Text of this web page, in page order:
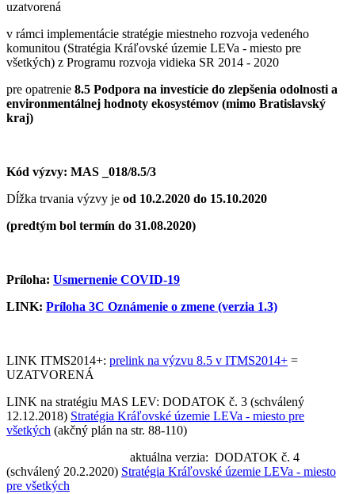
uzatvorená
v rámci implementácie stratégie miestneho rozvoja vedeného
komunitou (Stratégia Kráľovské územie LEVa - miesto pre
všetkých) z Programu rozvoja vidieka SR 2014 - 2020
pre opatrenie 8.5 Podpora na investície do zlepšenia odolnosti a
environmentálnej hodnoty ekosystémov (mimo Bratislavský
kraj)
Kód výzvy: MAS _018/8.5/3
Dĺžka trvania výzvy je od 10.2.2020 do 15.10.2020
(predtým bol termín do 31.08.2020)
Príloha: Usmernenie COVID-19
LINK: Príloha 3C Oznámenie o zmene (verzia 1.3)
LINK ITMS2014+: prelink na výzvu 8.5 v ITMS2014+ =
UZATVORENÁ
LINK na stratégiu MAS LEV: DODATOK č. 3 (schválený
12.12.2018) Stratégia Kráľovské územie LEVa - miesto pre
všetkých (akčný plán na str. 88-110)
aktuálna verzia: DODATOK č. 4
(schválený 20.2.2020) Stratégia Kráľovské územie LEVa - miesto
pre všetkých